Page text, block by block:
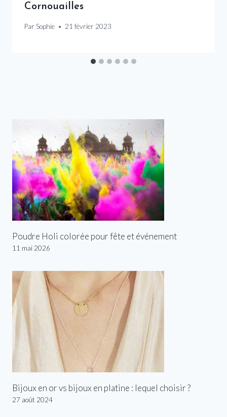
Cornouailles
Par Sophie 21 février 2023
Poudre Holi colorée pour fête et événement
11 mai 2026
Bijoux en or vs bijoux en platine : lequel choisir ?
27 août 2024